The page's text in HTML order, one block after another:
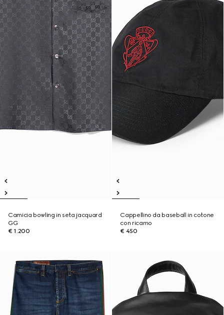
Camicia bowling in seta jacquard
GG
€ 1.200
Cappellino da baseball in cotone
con ricamo
€ 450